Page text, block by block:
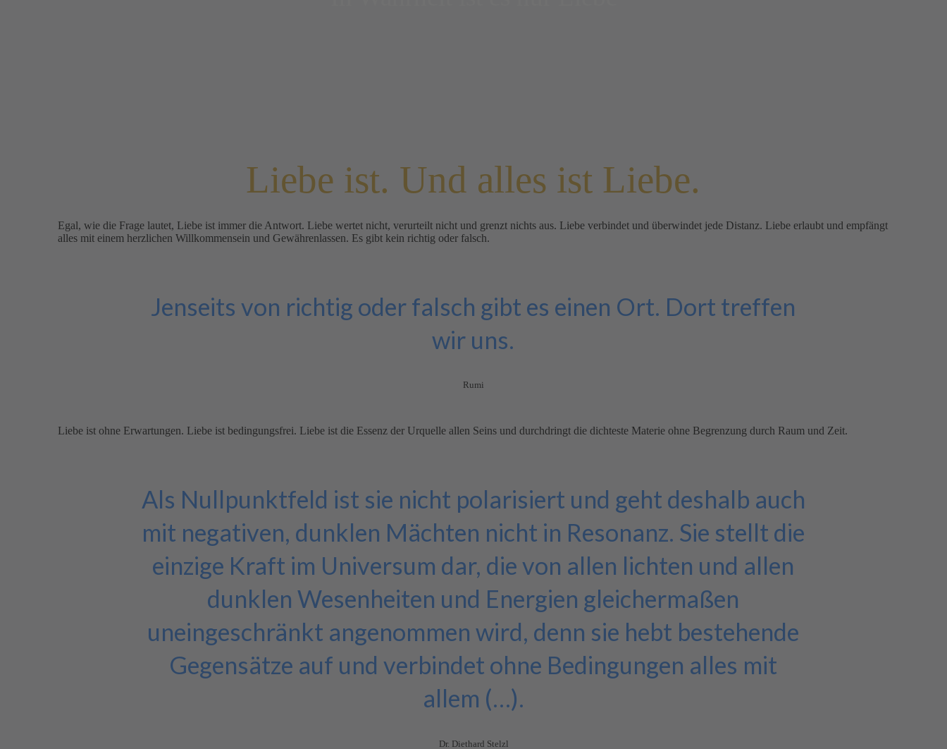
Liebe ist. Und alles ist Liebe.
Egal, wie die Frage lautet, Liebe ist immer die Antwort. Liebe wertet nicht, verurteilt nicht und grenzt nichts aus. Liebe verbindet und überwindet jede Distanz. Liebe erlaubt und empfängt
alles mit einem herzlichen Willkommensein und Gewährenlassen. Es gibt kein richtig oder falsch.
Jenseits von richtig oder falsch gibt es einen Ort. Dort treffen
wir uns.
Rumi
Liebe ist ohne Erwartungen. Liebe ist bedingungsfrei. Liebe ist die Essenz der Urquelle allen Seins und durchdringt die dichteste Materie ohne Begrenzung durch Raum und Zeit.
Als Nullpunktfeld ist sie nicht polarisiert und geht deshalb auch
mit negativen, dunklen Mächten nicht in Resonanz. Sie stellt die
einzige Kraft im Universum dar, die von allen lichten und allen
dunklen Wesenheiten und Energien gleichermaßen
uneingeschränkt angenommen wird, denn sie hebt bestehende
Gegensätze auf und verbindet ohne Bedingungen alles mit
allem (…).
Dr. Diethard Stelzl